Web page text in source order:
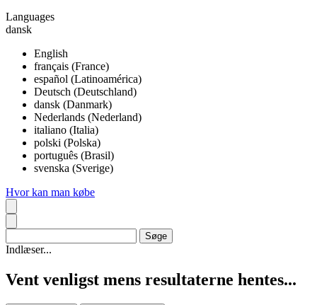
Languages
dansk
English
français (France)
español (Latinoamérica)
Deutsch (Deutschland)
dansk (Danmark)
Nederlands (Nederland)
italiano (Italia)
polski (Polska)
português (Brasil)
svenska (Sverige)
Hvor kan man købe
Indlæser...
Vent venligst mens resultaterne hentes...